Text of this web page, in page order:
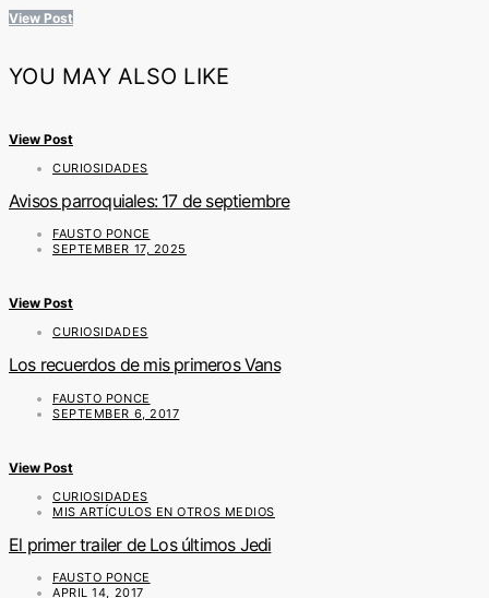
View Post
YOU MAY ALSO LIKE
View Post
CURIOSIDADES
Avisos parroquiales: 17 de septiembre
FAUSTO PONCE
SEPTEMBER 17, 2025
View Post
CURIOSIDADES
Los recuerdos de mis primeros Vans
FAUSTO PONCE
SEPTEMBER 6, 2017
View Post
CURIOSIDADES
MIS ARTÍCULOS EN OTROS MEDIOS
El primer trailer de Los últimos Jedi
FAUSTO PONCE
APRIL 14, 2017